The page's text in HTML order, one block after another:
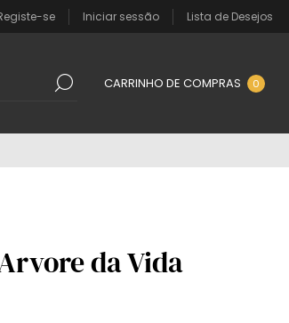
se Iniciar sessão Lista de Desejos
CARRINHO DE COMPRAS 0
da Vida